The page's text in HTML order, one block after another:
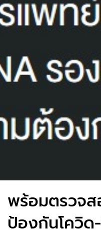
พร้อมตรวจ
ป้องกันโควิด